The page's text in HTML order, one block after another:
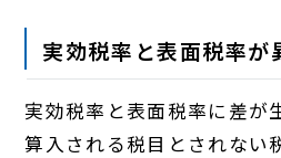
実効税率と表面税率が
実効税率と表面税率に差が
算入される税目とされない